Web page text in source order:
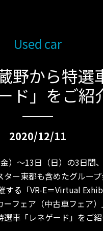
Used car
野から特選
ド」をご紹
2020/12/11
）〜13日（日）の3日間
ター東都も含めたグルー
する「VR-E＝Virtual
フェア（中古車フェア）
車「レネゲード」をご紹